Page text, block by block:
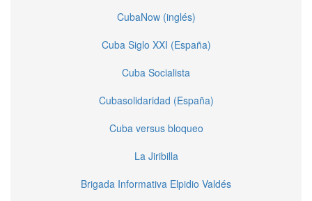
CubaNow (inglés)
Cuba Siglo XXI (España)
Cuba Socialista
Cubasolidaridad (España)
Cuba versus bloqueo
La Jiribilla
Brigada Informativa Elpidio Valdés